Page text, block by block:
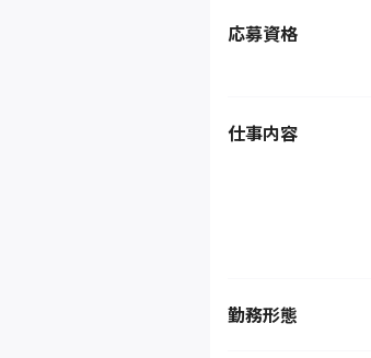
応募資格
仕事内容
勤務形態